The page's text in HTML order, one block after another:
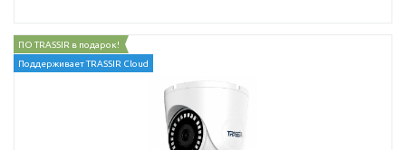
ПО TRASSIR в подарок!
Поддерживает TRASSIR Cloud